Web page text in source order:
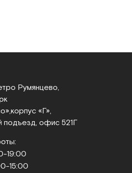
Румянцево,
корпус «Г»,
подъезд, офис 521Г
19:00
15:00